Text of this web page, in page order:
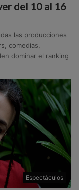
del 10 al 16
las producciones
comedias,
dominar el ranking
Espectáculos